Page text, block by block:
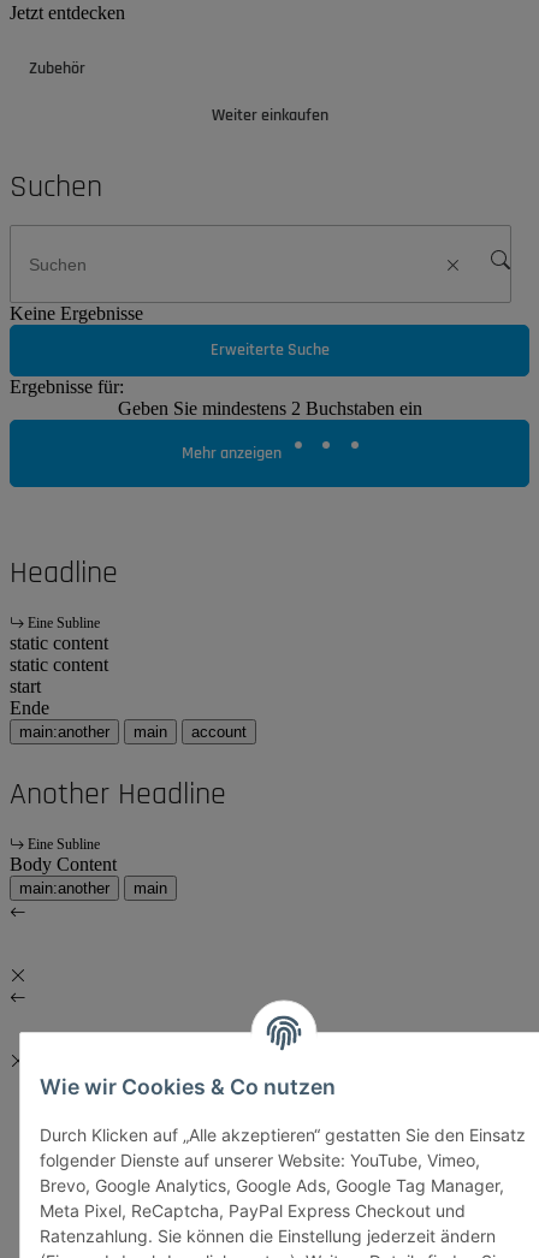
Wie wir Cookies & Co nutzen
Durch Klicken auf „Alle akzeptieren“ gestatten Sie den Einsatz
folgender Dienste auf unserer Website: YouTube, Vimeo,
Brevo, Google Analytics, Google Ads, Google Tag Manager,
Meta Pixel, ReCaptcha, PayPal Express Checkout und
Ratenzahlung. Sie können die Einstellung jederzeit ändern
Jetzt entdecken
Zubehör
Weiter einkaufen
Suchen
Keine Ergebnisse
Erweiterte Suche
Ergebnisse für:
Geben Sie mindestens 2 Buchstaben ein
Mehr anzeigen
Headline
Eine Subline
static content
static content
start
Ende
main:another main account
Another Headline
Eine Subline
Body Content
main:another main